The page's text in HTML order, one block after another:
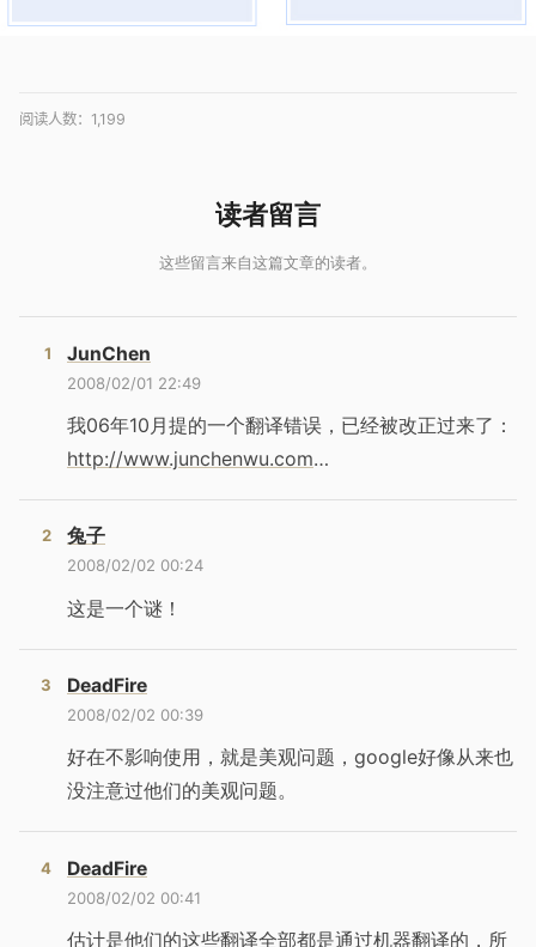
阅读人数： 1,199
JunChen
2008/02/01 22:49
我06年10月提的一个翻译错误，已经被改正过来了：
http://www.junchenwu.com…
兔子
2008/02/02 00:24
这是一个谜！
DeadFire
2008/02/02 00:39
好在不影响使用，就是美观问题，google好像从来也
没注意过他们的美观问题。
DeadFire
2008/02/02 00:41
估计是他们的这些翻译全部都是通过机器翻译的，所